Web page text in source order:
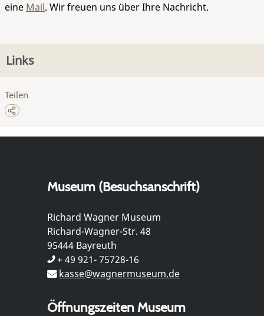
eine Mail. Wir freuen uns über Ihre Nachricht.
Links
Teilen
Museum (Besuchsanschrift)
Richard Wagner Museum
Richard-Wagner-Str. 48
95444 Bayreuth
+ 49 921- 75728-16
kasse@wagnermuseum.de
Öffnungszeiten Museum